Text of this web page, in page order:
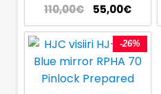
110,00€ 55,00€
-26%